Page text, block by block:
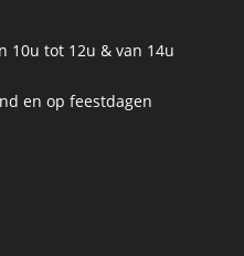
10u tot 12u & van 14u
en op feestdagen